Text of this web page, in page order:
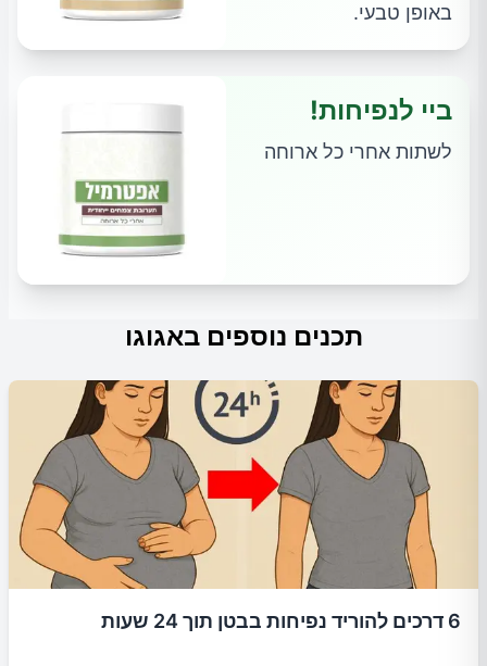
באופן טבעי.
ביי לנפיחות!
לשתות אחרי כל ארוחה
תכנים נוספים באגוגו
6 דרכים להוריד נפיחות בבטן תוך 24 שעות